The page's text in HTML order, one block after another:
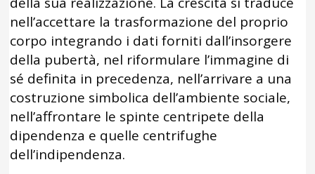
nell’accettare la trasformazione del proprio
corpo integrando i dati forniti dall’insorgere
della pubertà, nel riformulare l’immagine di
sé definita in precedenza, nell’arrivare a una
costruzione simbolica dell’ambiente sociale,
nell’affrontare le spinte centripete della
dipendenza e quelle centrifughe
dell’indipendenza.